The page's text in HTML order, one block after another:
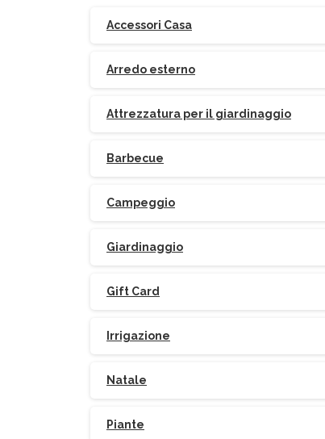
Accessori Casa
Arredo esterno
Attrezzatura per il giardinaggio
Barbecue
Campeggio
Giardinaggio
Gift Card
Irrigazione
Natale
Piante